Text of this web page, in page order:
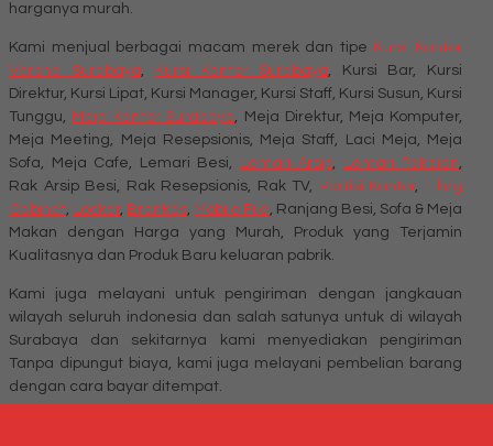
harganya murah.
Kami menjual berbagai macam merek dan tipe Kursi Kantor
Verona Surabaya, Kursi Kantor Surabaya, Kursi Bar, Kursi
Direktur, Kursi Lipat, Kursi Manager, Kursi Staff, Kursi Susun, Kursi
Tunggu, Meja Kantor Surabaya, Meja Direktur, Meja Komputer,
Meja Meeting, Meja Resepsionis, Meja Staff, Laci Meja, Meja
Sofa, Meja Cafe, Lemari Besi,
Lemari Arsip, Lemari Pakaian,
Rak Arsip Besi, Rak Resepsionis, Rak TV,
Partisi Kantor,
Filing
Cabinet, Locker, Brankas, Mobile File , Ranjang Besi, Sofa & Meja
Makan dengan Harga yang Murah, Produk yang Terjamin
Kualitasnya dan Produk Baru keluaran pabrik.
Kami juga melayani untuk pengiriman dengan jangkauan
wilayah seluruh indonesia dan salah satunya untuk di wilayah
Surabaya dan sekitarnya kami menyediakan pengiriman
Tanpa dipungut biaya, kami juga melayani pembelian barang
dengan cara bayar ditempat.